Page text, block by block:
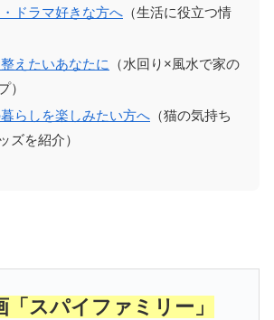
ドラマ好きな方へ （生活に役立つ情
えたいあなたに
（水回り×風水で家の
）
らしを楽しみたい方へ （猫の気持ち
ズを紹介）
「スパイファミリー」